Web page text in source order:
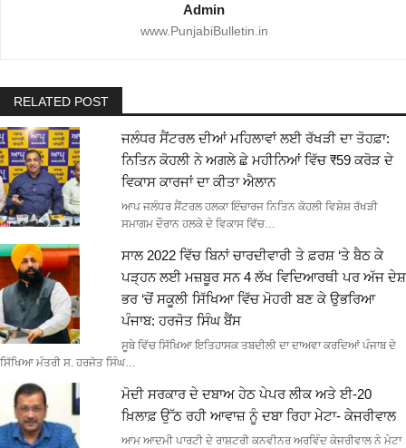
Admin
www.PunjabiBulletin.in
RELATED POST
ਜਲੰਧਰ ਸੈਂਟਰਲ ਦੀਆਂ ਮਹਿਲਾਵਾਂ ਲਈ ਰੱਖੜੀ ਦਾ ਤੋਹਫ਼ਾ:
ਨਿਤਿਨ ਕੋਹਲੀ ਨੇ ਅਗਲੇ ਛੇ ਮਹੀਨਿਆਂ ਵਿੱਚ ₹59 ਕਰੋੜ ਦੇ
ਵਿਕਾਸ ਕਾਰਜਾਂ ਦਾ ਕੀਤਾ ਐਲਾਨ
ਆਪ ਜਲੰਧਰ ਸੈਂਟਰਲ ਹਲਕਾ ਇੰਚਾਰਜ ਨਿਤਿਨ ਕੋਹਲੀ ਵਿਸ਼ੇਸ਼ ਰੱਖੜੀ
ਸਮਾਗਮ ਦੌਰਾਨ ਹਲਕੇ ਦੇ ਵਿਕਾਸ ਵਿੱਚ…
ਸਾਲ 2022 ਵਿੱਚ ਬਿਨਾਂ ਚਾਰਦੀਵਾਰੀ ਤੇ ਫ਼ਰਸ਼ ‘ਤੇ ਬੈਠ ਕੇ
ਪੜ੍ਹਨ ਲਈ ਮਜ਼ਬੂਰ ਸਨ 4 ਲੱਖ ਵਿਦਿਆਰਥੀ ਪਰ ਅੱਜ ਦੇਸ਼
ਭਰ ‘ਚੋਂ ਸਕੂਲੀ ਸਿੱਖਿਆ ਵਿੱਚ ਮੋਹਰੀ ਬਣ ਕੇ ਉਭਰਿਆ
ਪੰਜਾਬ: ਹਰਜੋਤ ਸਿੰਘ ਬੈਂਸ
ਸੂਬੇ ਵਿੱਚ ਸਿੱਖਿਆ ਇਤਿਹਾਸਕ ਤਬਦੀਲੀ ਦਾ ਦਾਅਵਾ ਕਰਦਿਆਂ ਪੰਜਾਬ ਦੇ
ਸਿੱਖਿਆ ਮੰਤਰੀ ਸ. ਹਰਜੋਤ ਸਿੰਘ…
ਮੋਦੀ ਸਰਕਾਰ ਦੇ ਦਬਾਅ ਹੇਠ ਪੇਪਰ ਲੀਕ ਅਤੇ ਈ-20
ਖ਼ਿਲਾਫ਼ ਉੱਠ ਰਹੀ ਆਵਾਜ਼ ਨੂੰ ਦਬਾ ਰਿਹਾ ਮੇਟਾ- ਕੇਜਰੀਵਾਲ
ਆਮ ਆਦਮੀ ਪਾਰਟੀ ਦੇ ਰਾਸ਼ਟਰੀ ਕਨਵੀਨਰ ਅਰਵਿੰਦ ਕੇਜਰੀਵਾਲ ਨੇ ਮੇਟਾ